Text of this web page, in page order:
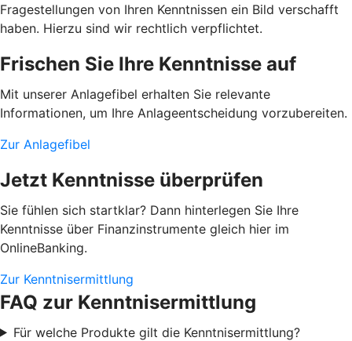
Fragestellungen von Ihren Kenntnissen ein Bild verschafft
haben. Hierzu sind wir rechtlich verpflichtet.
Frischen Sie Ihre Kenntnisse auf
Mit unserer Anlagefibel erhalten Sie relevante
Informationen, um Ihre Anlageentscheidung vorzubereiten.
Zur Anlagefibel
Jetzt Kenntnisse überprüfen
Sie fühlen sich startklar? Dann hinterlegen Sie Ihre
Kenntnisse über Finanzinstrumente gleich hier im
OnlineBanking.
Zur Kenntnisermittlung
FAQ zur Kenntnisermittlung
Für welche Produkte gilt die Kenntnisermittlung?